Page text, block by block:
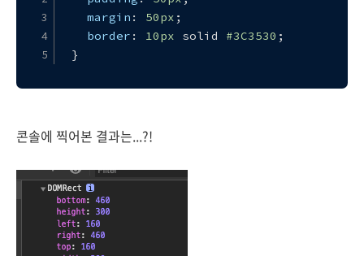
margin : 50px ;
border : 10px solid #3C3530 ;
}
콘솔에 찍어본 결과는...?!